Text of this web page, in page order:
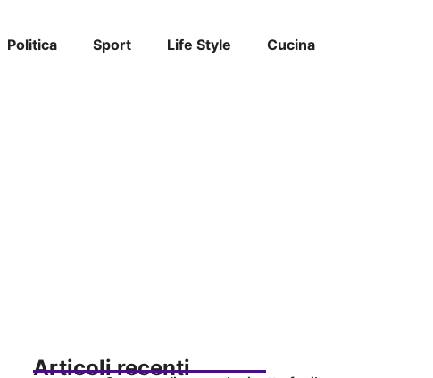
Politica Sport Life Style Cucina
Articoli recenti